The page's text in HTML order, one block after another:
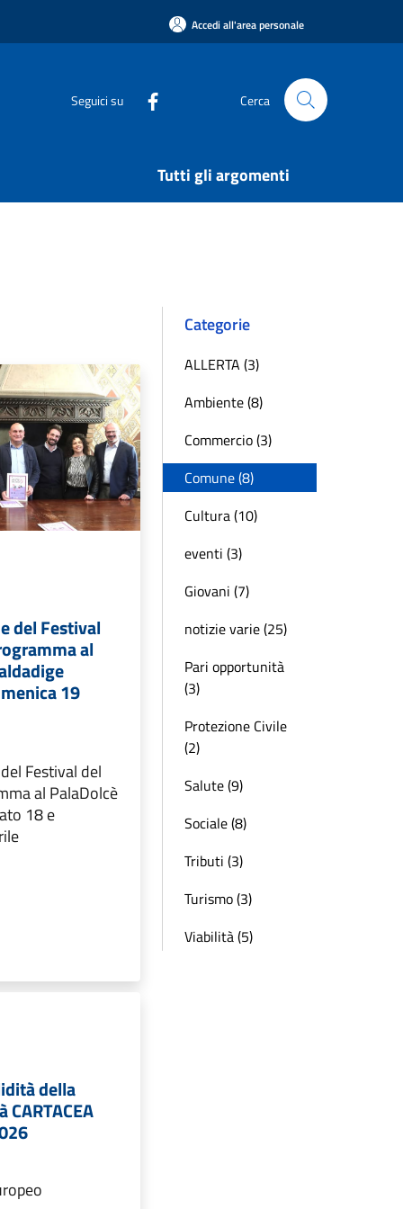
Accedi all'area personale
Seguici su Cerca
Tutti gli argomenti
del Festival
al
19
Festival del
al PalaDolcè
18 e
della
CARTACEA
Categorie
ALLERTA (3)
Ambiente (8)
Commercio (3)
Comune (8)
Cultura (10)
eventi (3)
Giovani (7)
notizie varie (25)
Pari opportunità
(3)
Protezione Civile
(2)
Salute (9)
Sociale (8)
Tributi (3)
Turismo (3)
Viabilità (5)